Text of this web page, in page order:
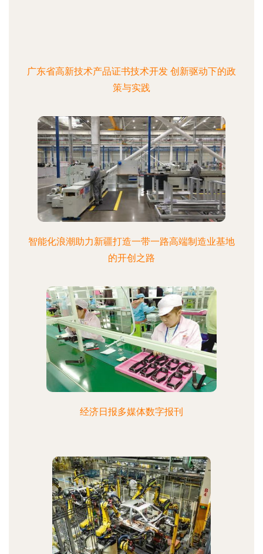
广东省高新技术产品证书技术开发 创新驱动下的政
策与实践
智能化浪潮助力新疆打造一带一路高端制造业基地
的开创之路
经济日报多媒体数字报刊